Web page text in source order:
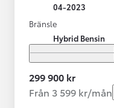
04-2023
Bränsle
Hybrid Bensin
299 900 kr
Från 3 599 kr/mån